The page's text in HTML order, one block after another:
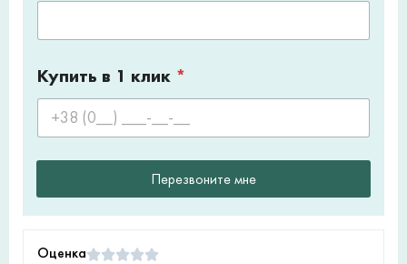
Купить в 1 клик *
Перезвоните мне
Оценка